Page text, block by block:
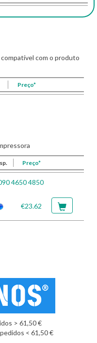
com o produto
Preço*
Preço*
4650 4850
€23.62
> 61,50 €
< 61,50 €